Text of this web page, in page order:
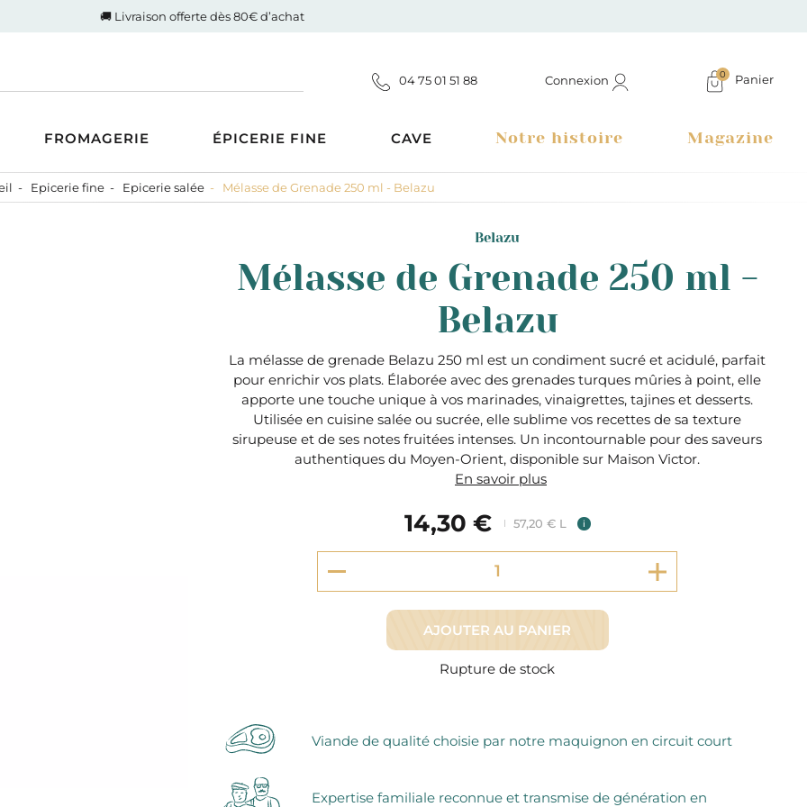
🚚 Livraison offerte dès 80€ d’achat
04 75 01 51 88 Connexion 0 Panier
Gigot de Drôme-Ardèche
Poulet fermier de Quentin
Sélection dans les fermes locales depuis 1976
Découvrir notre savoir-faire de maquignon
FROMAGERIE
Rhône-Alpes
au Lait Cru
Fromager Affineurs depuis plus de 45 ans
Découvrez notre sélection de Fromages livrés en 24h
ÉPICERIE FINE
et mueslis
biscottes et pains
et préparations pour dessert
chauds
Boutique à Montélimar & Epicerie fine en ligne
Découvrez + de 3000 références disponibles
CAVE
Et Calvados
Liqueur Et Crème
Et Cachaca
Sélection par notre sommelier
Notre histoire Magazine
Epicerie fine Epicerie salée Mélasse de Grenade 250 ml - Belazu
Belazu
Mélasse de Grenade 250 ml -
Belazu
La mélasse de grenade Belazu 250 ml est un condiment sucré et acidulé, parfait
pour enrichir vos plats. Élaborée avec des grenades turques mûries à point, elle
apporte une touche unique à vos marinades, vinaigrettes, tajines et desserts.
Utilisée en cuisine salée ou sucrée, elle sublime vos recettes de sa texture
sirupeuse et de ses notes fruitées intenses. Un incontournable pour des saveurs
authentiques du Moyen-Orient, disponible sur Maison Victor.
En savoir plus
14,30 € 57,20 € L i
AJOUTER AU PANIER
Rupture de stock
Viande de qualité choisie par notre maquignon en circuit court
Expertise familiale reconnue et transmise de génération en